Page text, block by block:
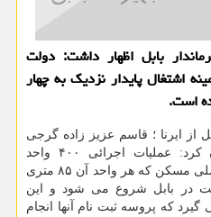
بابل اظهار داشت: دولت
اشتغال پایدار نزدیک به چهار
است.
از ایرنا ؛ قاسم عزیز زاده گرجی
دوشنبه در نشست خبری بیان کرد: عملیات اجرائی ۴۰۰ واحد
مسکونی در قالب طرح نهضت ملی مسکن که هر واحد آن ۸۵ متری
در بابل شروع می شود و این
گیرد که پروسه ثبت نام آنها انجام